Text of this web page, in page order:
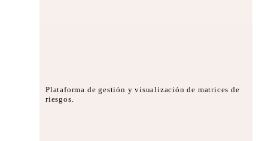
Plataforma de gestión y visualización de matrices de
riesgos.